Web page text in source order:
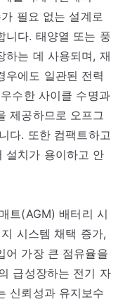
필요 없는 설계로
니다. 태양열 또는 풍
하는 데 사용되며, 재
우에도 일관된 전력
수한 사이클 수명과
제공하므로 오프그
다. 또한 컴팩트하고
설치가 용이하고 안
트(AGM) 배터리 시
시스템 채택 증가,
어 가장 큰 점유율을
급성장하는 전기 자
신뢰성과 유지보수